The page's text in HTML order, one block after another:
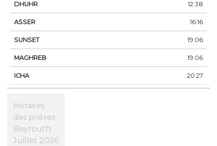
12:38
16:16
19:06
19:06
20:27
Horaires
des prières
Beyrouth
Juillet 2026